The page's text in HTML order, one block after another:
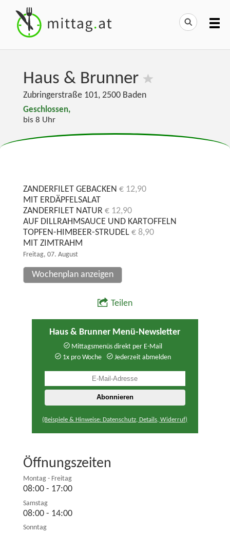
Haus & Brunner
Zubringerstraße 101, 2500 Baden
Geschlossen,
bis 8 Uhr
ZANDERFILET GEBACKEN € 12,90
MIT ERDÄPFELSALAT
ZANDERFILET NATUR € 12,90
AUF DILLRAHMSAUCE UND KARTOFFELN
TOPFEN-HIMBEER-STRUDEL € 8,90
MIT ZIMTRAHM
Freitag, 07. August
Wochenplan anzeigen
Teilen
Haus & Brunner Menü-Newsletter
Mittagsmenüs direkt per E-Mail
1x pro Woche
Jederzeit abmelden
(Beispiele & Hinweise: Datenschutz, Details, Widerruf)
Öffnungszeiten
Montag - Freitag
08:00 - 17:00
Samstag
08:00 - 14:00
Sonntag